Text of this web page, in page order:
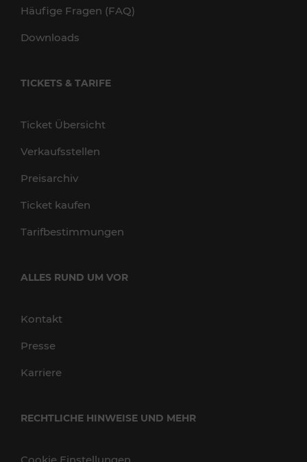
Häufige Fragen (FAQ)
Downloads
TICKETS & TARIFE
Ticket Übersicht
Verkaufsstellen
Preisarchiv
Ticket kaufen
Tarifbestimmungen
ALLES RUND UM VOR
Kontakt
Presse
Karriere
RECHTLICHE HINWEISE UND MEHR